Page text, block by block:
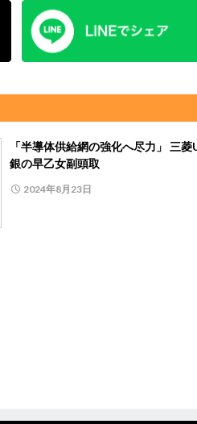
「半導体供給網の強化へ尽力」 三菱
銀の早乙女副頭取
2024年8月23日